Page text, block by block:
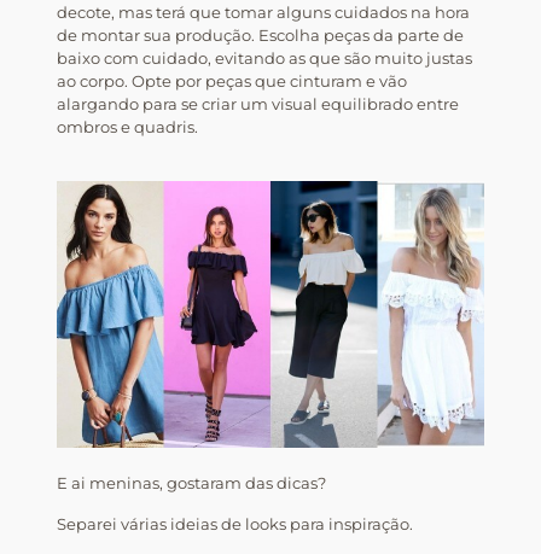
decote, mas terá que tomar alguns cuidados na hora
de montar sua produção. Escolha peças da parte de
baixo com cuidado, evitando as que são muito justas
ao corpo. Opte por peças que cinturam e vão
alargando para se criar um visual equilibrado entre
ombros e quadris.
E ai meninas, gostaram das dicas?
Separei várias ideias de looks para inspiração.